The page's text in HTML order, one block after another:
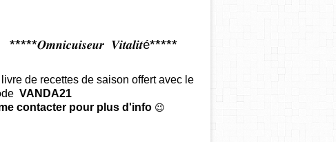
*****𝑶𝒎𝒏𝒊𝒄𝒖𝒊𝒔𝒆𝒖𝒓 𝑽𝒊𝒕𝒂𝒍𝒊𝒕é*****
livre de recettes de saison offertavec le
VANDA21
contacter pour plus d'info 😉